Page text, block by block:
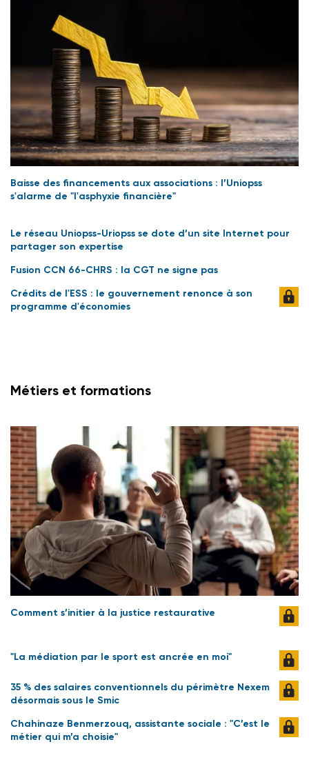
Baisse des financements aux associations : l’Uniopss
s'alarme de "l'asphyxie financière"
Le réseau Uniopss-Uriopss se dote d’un site Internet pour
partager son expertise
Fusion CCN 66-CHRS : la CGT ne signe pas
Crédits de l'ESS : le gouvernement renonce à son
programme d'économies
Métiers et formations
Comment s’initier à la justice restaurative
"La médiation par le sport est ancrée en moi"
35 % des salaires conventionnels du périmètre Nexem
désormais sous le Smic
Chahinaze Benmerzouq, assistante sociale : "C’est le
métier qui m’a choisie"